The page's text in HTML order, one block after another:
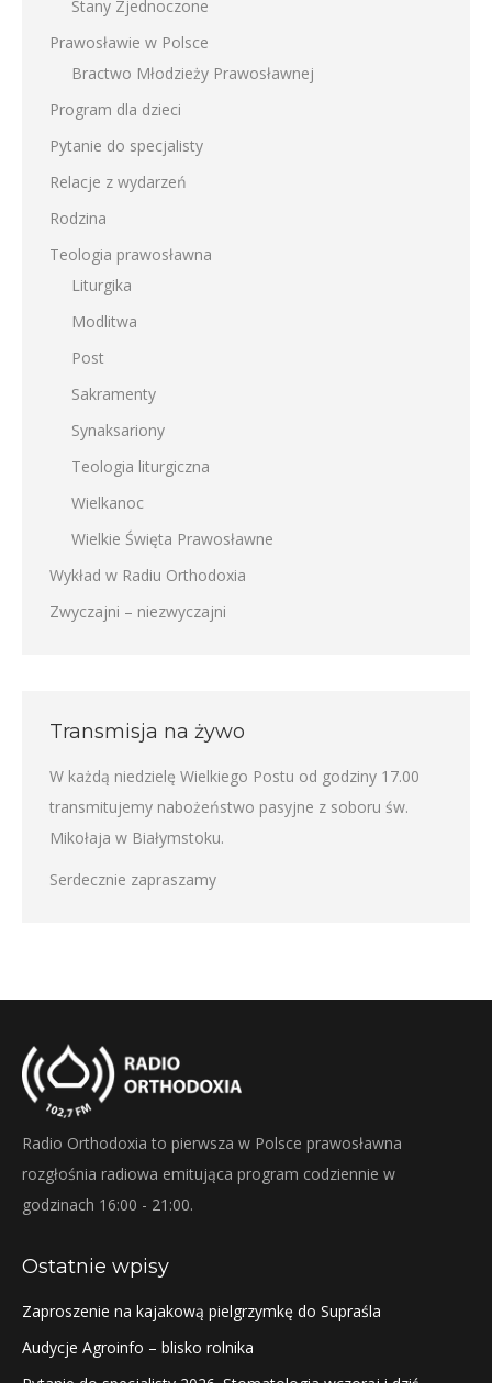
Stany Zjednoczone
Prawosławie w Polsce
Bractwo Młodzieży Prawosławnej
Program dla dzieci
Pytanie do specjalisty
Relacje z wydarzeń
Rodzina
Teologia prawosławna
Liturgika
Modlitwa
Post
Sakramenty
Synaksariony
Teologia liturgiczna
Wielkanoc
Wielkie Święta Prawosławne
Wykład w Radiu Orthodoxia
Zwyczajni – niezwyczajni
Transmisja na żywo
W każdą niedzielę Wielkiego Postu od godziny 17.00
transmitujemy nabożeństwo pasyjne z soboru św.
Mikołaja w Białymstoku.
Serdecznie zapraszamy
Radio Orthodoxia to pierwsza w Polsce prawosławna
rozgłośnia radiowa emitująca program codziennie w
godzinach 16:00 - 21:00.
Ostatnie wpisy
Zaproszenie na kajakową pielgrzymkę do Supraśla
Audycje Agroinfo – blisko rolnika